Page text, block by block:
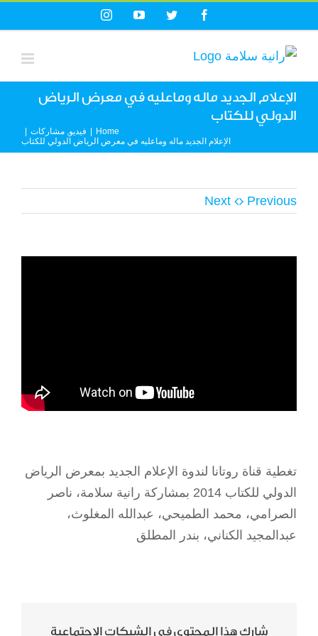
to
content
Facebook
Twitter
YouTube
Instagram
الإعلام الجديد ماله وماعليه في معرض الرياض
الدولي للكتاب
Home فيديو, مشاركات
الإعلام الجديد ماله وماعليه في معرض الرياض الدولي للكتاب
Previous
Next
تغطية قناة روتانا لندوة الإعلام الجديد بمعرض الرياض
الدولي للكتاب 2014 بمشاركة رانية سلامة، ناصر
الصرامي، محمد الطميحي، عبدالله المغلوث،
عبدالمجيد الكناني، بندر المطلق
شارك هذا المحتوى في الشبكات الإجتماعية